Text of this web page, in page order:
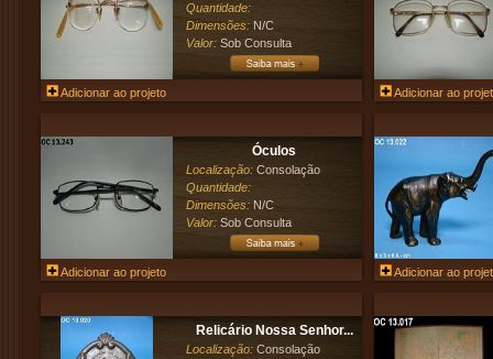
Quantidade:
Dimensões: N/C
Valor: Sob Consulta
Adicionar ao projeto Adicionar ao
Óculos
Localização: Consolação
Quantidade:
Dimensões: N/C
Valor: Sob Consulta
Adicionar ao projeto Adicionar ao
Relicário Nossa Senhor...
Localização: Consolação